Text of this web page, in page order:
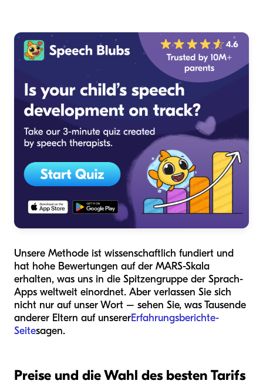
Unsere Methode ist wissenschaftlich fundiert und
hat hohe Bewertungen auf der MARS-Skala
erhalten, was uns in die Spitzengruppe der Sprach-
Apps weltweit einordnet. Aber verlassen Sie sich
nicht nur auf unser Wort – sehen Sie, was Tausende
anderer Eltern auf unsererErfahrungsberichte-
Seitesagen.
Preise und die Wahl des besten Tarifs